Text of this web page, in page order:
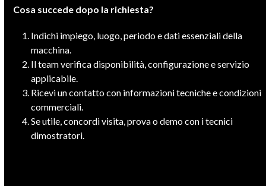
Cosa succede dopo la richiesta?
Indichi impiego, luogo, periodo e dati essenziali della
macchina.
Il team verifica disponibilità, configurazione e servizio
applicabile.
Ricevi un contatto con informazioni tecniche e condizioni
commerciali.
Se utile, concordi visita, prova o demo con i tecnici
dimostratori.